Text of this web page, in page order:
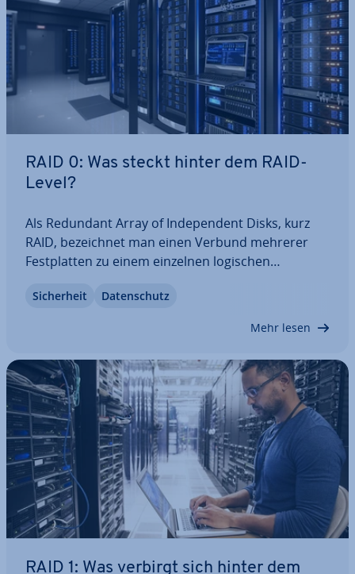
RAID 0: Was steckt hinter dem RAID-
Level?
Als Redundant Array of In­de­pen­dent Disks, kurz
RAID, be­zeich­net man einen Verbund mehrerer
Fest­plat­ten zu einem einzelnen logischen
System ein red­un­dan­tes Spei­cher­kon­zept, um eine
Si­cher­heit Da­ten­schutz
Mehr lesen
RAID 1: Was verbirgt sich hinter dem